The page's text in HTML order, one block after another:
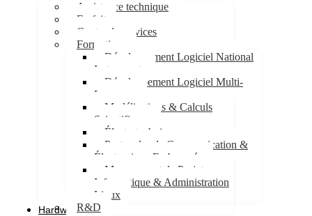
Assistance technique
Forfait
Centre de services
Formations
Développement Logiciel National
Instruments
Développement Logiciel Multi-
Langages
Modélisations & Calculs
Scientifiques
Électrotechnique
Protocoles de Communication &
Électronique Embarquée
Management de Projet
Informatique & Administration
Linux
R&D
Hardware